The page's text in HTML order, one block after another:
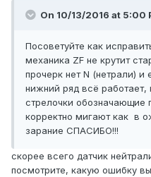
On 10/13/2016 at 5:00
Посоветуйте как
механика ZF не крутит
прочерк нет N (нетрали)
нижний ряд всё работает,
стрелочки обозначающие
корректно мигают как в
зарание СПАСИБО!!!
скорее всего датчик
посмотрите, какую ошибку